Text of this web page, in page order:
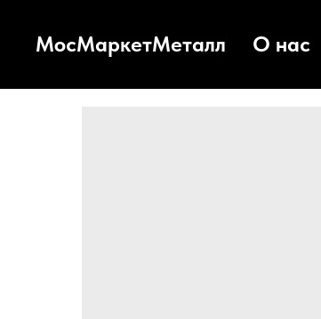
МосМаркетМеталл О нас